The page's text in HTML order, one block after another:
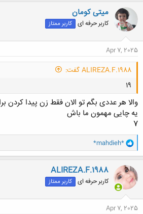
میتی کومان
کاربر حرفه ای کاربر ممتاز
Apr 7, 2025
ALIREZA.F.1988 گفت:
19
کلیک کنید تا باز
والا هر عددی بگم تو الان فقط زن پیدا کردن
یه چایی مهمون ما باش
7
و
ا
ک
ن
ش
ه
ا
*mahdieh*
ALIREZA.F.1988
کاربر حرفه ای کاربر ممتاز
Apr 7, 2025